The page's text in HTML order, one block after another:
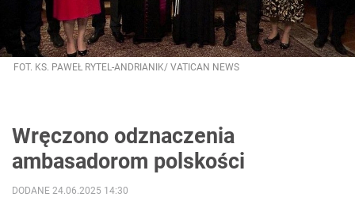
FOT. KS. PAWEŁ RYTEL-ANDRIANIK/ VATICAN NEWS
Wręczono odznaczenia
ambasadorom polskości
DODANE 24.06.2025 14:30